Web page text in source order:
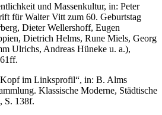
und Massenkultur, in: Peter
für Walter Vitt zum 60. Geburtstag
Dieter Wellershoff, Eugen
Dietrich Helms, Rune Miels, Georg
Ulrichs, Andreas Hüneke u. a.),
im Linksprofil“, in: B. Alms
Klassische Moderne, Städtische
S. 138f.